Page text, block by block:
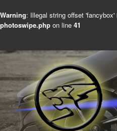
Warning: Illegal string offset 'fancybox'
photoswipe.php on line 41
Les
Le site non officiel des Concept-